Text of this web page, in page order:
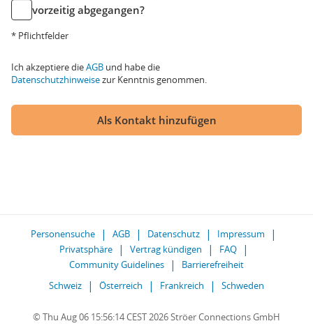
vorzeitig abgegangen?
* Pflichtfelder
Ich akzeptiere dieAGB und habe die
Datenschutzhinweisezur Kenntnis genommen.
Als Kontakt hinzufügen
Personensuche AGB Datenschutz
Impressum
Privatsphäre
Vertrag kündigen
FAQ
Community Guidelines
Barrierefreiheit
Schweiz
Österreich Frankreich Schweden
© Thu Aug 06 15:56:14 CEST 2026 Ströer Connections GmbH